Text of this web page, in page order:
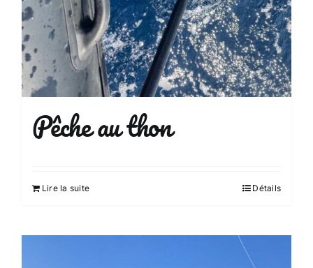
Pêche au thon
Lire la suite Détails